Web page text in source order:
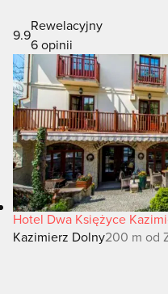
9.9
Rewelacyjny
6 opinii
Hotel Dwa Księżyce
Kazimierz Dolny200 m od